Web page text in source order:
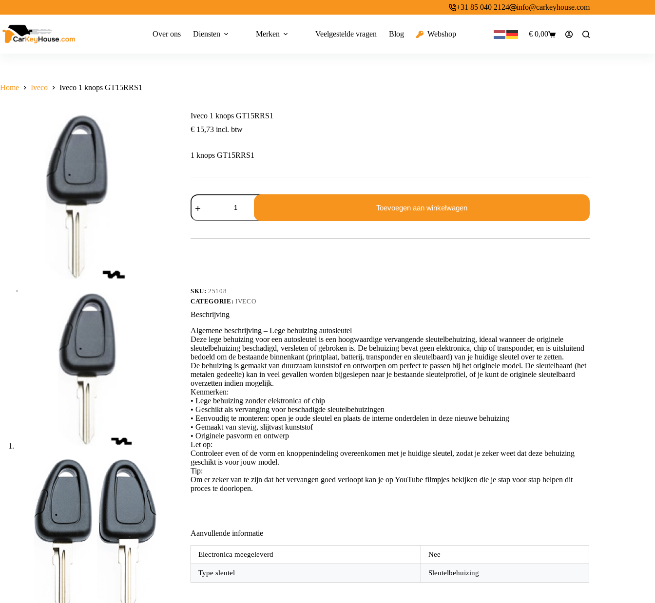
inhoud
+31 85 040 2124 info@carkeyhouse.com
Over ons Diensten Merken Veelgestelde vragen Blog Webshop Winkelwagen
€0,00
Home Iveco Iveco 1 knops GT15RRS1
Iveco 1 knops GT15RRS1
€15,73incl. btw
1 knops GT15RRS1
Iveco
knops
GT15RRS1
Toevoegen aan winkelwagen
SKU:25108
CATEGORIE:IVECO
Beschrijving
Algemene beschrijving – Lege behuizing autosleutel
Deze lege behuizing voor een autosleutel is een hoogwaardige vervangende sleutelbehuizing, ideaal wanneer de originele
sleutelbehuizing beschadigd, versleten of gebroken is. De behuizing bevat geen elektronica, chip of transponder, en is uitsluitend
bedoeld om de bestaande binnenkant (printplaat, batterij, transponder en sleutelbaard) van je huidige sleutel over te zetten.
De behuizing is gemaakt van duurzaam kunststof en ontworpen om perfect te passen bij het originele model. De sleutelbaard (het
metalen gedeelte) kan in veel gevallen worden bijgeslepen naar je bestaande sleutelprofiel, of je kunt de originele sleutelbaard
overzetten indien mogelijk.
Kenmerken:
• Lege behuizing zonder elektronica of chip
• Geschikt als vervanging voor beschadigde sleutelbehuizingen
• Eenvoudig te monteren: open je oude sleutel en plaats de interne onderdelen in deze nieuwe behuizing
• Gemaakt van stevig, slijtvast kunststof
• Originele pasvorm en ontwerp
Let op:
Controleer even of de vorm en knoppenindeling overeenkomen met je huidige sleutel, zodat je zeker weet dat deze behuizing
geschikt is voor jouw model.
Tip:
Om er zeker van te zijn dat het vervangen goed verloopt kan je op YouTube filmpjes bekijken die je stap voor stap helpen dit
proces te doorlopen.
Aanvullende informatie
Electronica meegeleverd Nee
Type sleutel Sleutelbehuizing